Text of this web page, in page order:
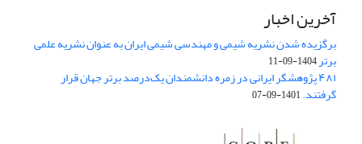
آخرین اخبار
برگزیده شدن نشریه شیمی و مهندسی شیمی ایران به عنوان نشریه علمی
برتر1404-09-11
۴۸۱ پژوهشگر ایرانی در زمره دانشمندان یک‌درصد برتر جهان قرار
گرفتند.1401-09-07